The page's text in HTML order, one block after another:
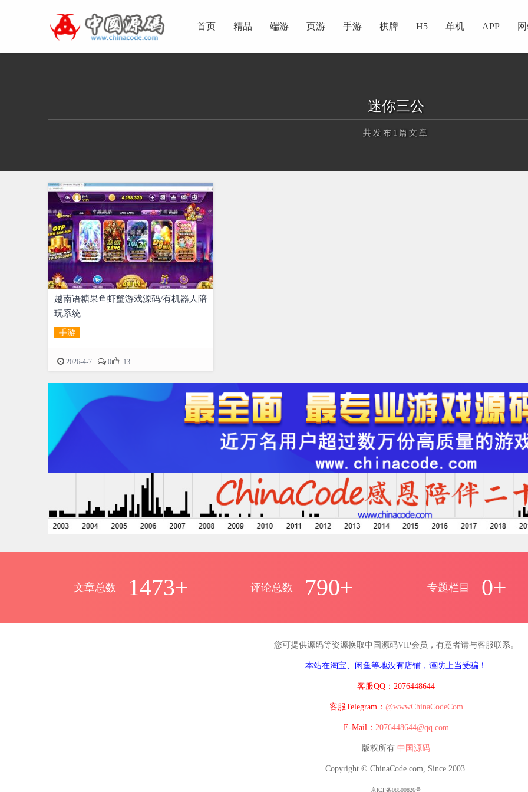
首页 精品 端游 页游 手游 棋牌 H5 单机 APP
迷你三公
共发布1篇文章
越南语糖果鱼虾蟹游戏源码/有机器人陪
玩系统
手游
2026-4-7 0 13
文章总数 1473+ 评论总数 790+ 专题栏目 0+
您可提供源码等资源换取中国源码VIP会员，有意者请与客服联系。
本站在淘宝、闲鱼等地没有店铺，谨防上当受骗！
客服QQ：2076448644
客服Telegram： @wwwChinaCodeCom
E-Mail： 2076448644@qq.com
版权所有 中国源码
Copyright © ChinaCode.com, Since 2003.
京ICP备08500826号